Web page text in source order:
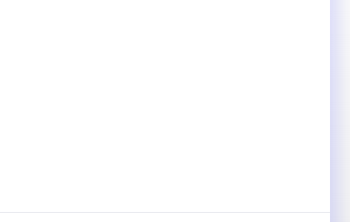
С Нами